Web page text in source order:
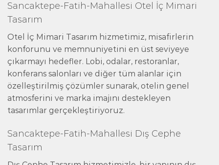
Sancaktepe-Fatih-Mahallesi Otel İç Mimari
Tasarım
Otel İç Mimari Tasarım hizmetimiz, misafirlerin
konforunu ve memnuniyetini en üst seviyeye
çıkarmayı hedefler. Lobi, odalar, restoranlar,
konferans salonları ve diğer tüm alanlar için
özelleştirilmiş çözümler sunarak, otelin genel
atmosferini ve marka imajını destekleyen
tasarımlar gerçekleştiriyoruz.
Sancaktepe-Fatih-Mahallesi Dış Cephe
Tasarım